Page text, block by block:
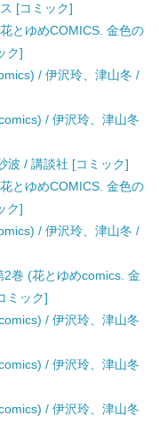
[コミック]
とゆめCOMICS. 金色の
ク]
/ 伊沢玲、津山冬 /
/ 伊沢玲、津山冬
波 / 講談社 [コミック]
とゆめCOMICS. 金色の
ク]
/ 伊沢玲、津山冬 /
巻 (花とゆめcomics. 金
ミック]
/ 伊沢玲、津山冬
/ 伊沢玲、津山冬
/ 伊沢玲、津山冬